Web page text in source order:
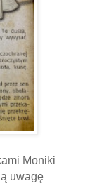
Moniki
uwagę